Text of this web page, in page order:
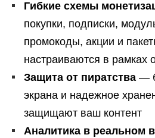
Гибкие схемы
покупки, подписки,
промокоды, акции и
настраиваются в
Защита от пиратства —
экрана и надежное
защищают ваш контент
Аналитика в реальном